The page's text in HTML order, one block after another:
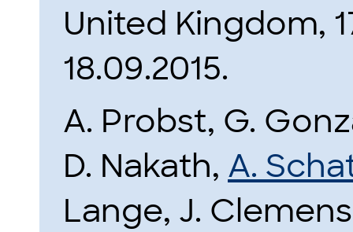
United Kingdom,
18.09.2015.
A. Probst, G.
D. Nakath, A.
Lange, J.